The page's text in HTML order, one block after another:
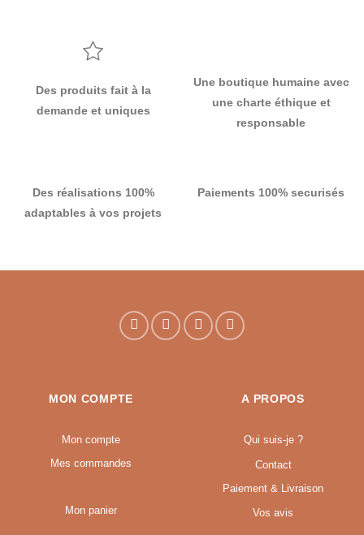
Des produits fait à la
demande et uniques
Une boutique humaine avec
une charte éthique et
responsable
Des réalisations 100%
adaptables à vos projets
Paiements 100% securisés
MON COMPTE
Mon compte
Mes commandes
Mon panier
A PROPOS
Qui suis-je ?
Contact
Paiement & Livraison
Vos avis